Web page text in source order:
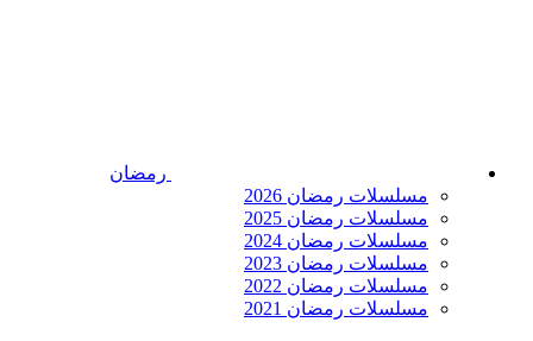
رمضان
مسلسلات رمضان 2026
مسلسلات رمضان 2025
مسلسلات رمضان 2024
مسلسلات رمضان 2023
مسلسلات رمضان 2022
مسلسلات رمضان 2021